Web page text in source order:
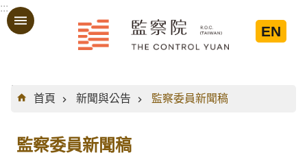
跳到主要內容區塊
:::
EN
:::
首頁
新聞與公告 監察委員新聞稿
監察委員新聞稿